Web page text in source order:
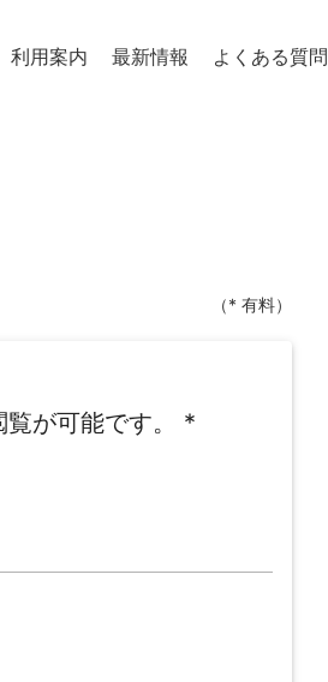
利用案内 最新情報 よくある質問
（* 有料）
が可能です。 *